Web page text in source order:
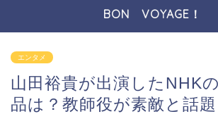
BON VOYAGE！
エンタメ
山田裕貴が出演したNHK
品は？教師役が素敵と話題